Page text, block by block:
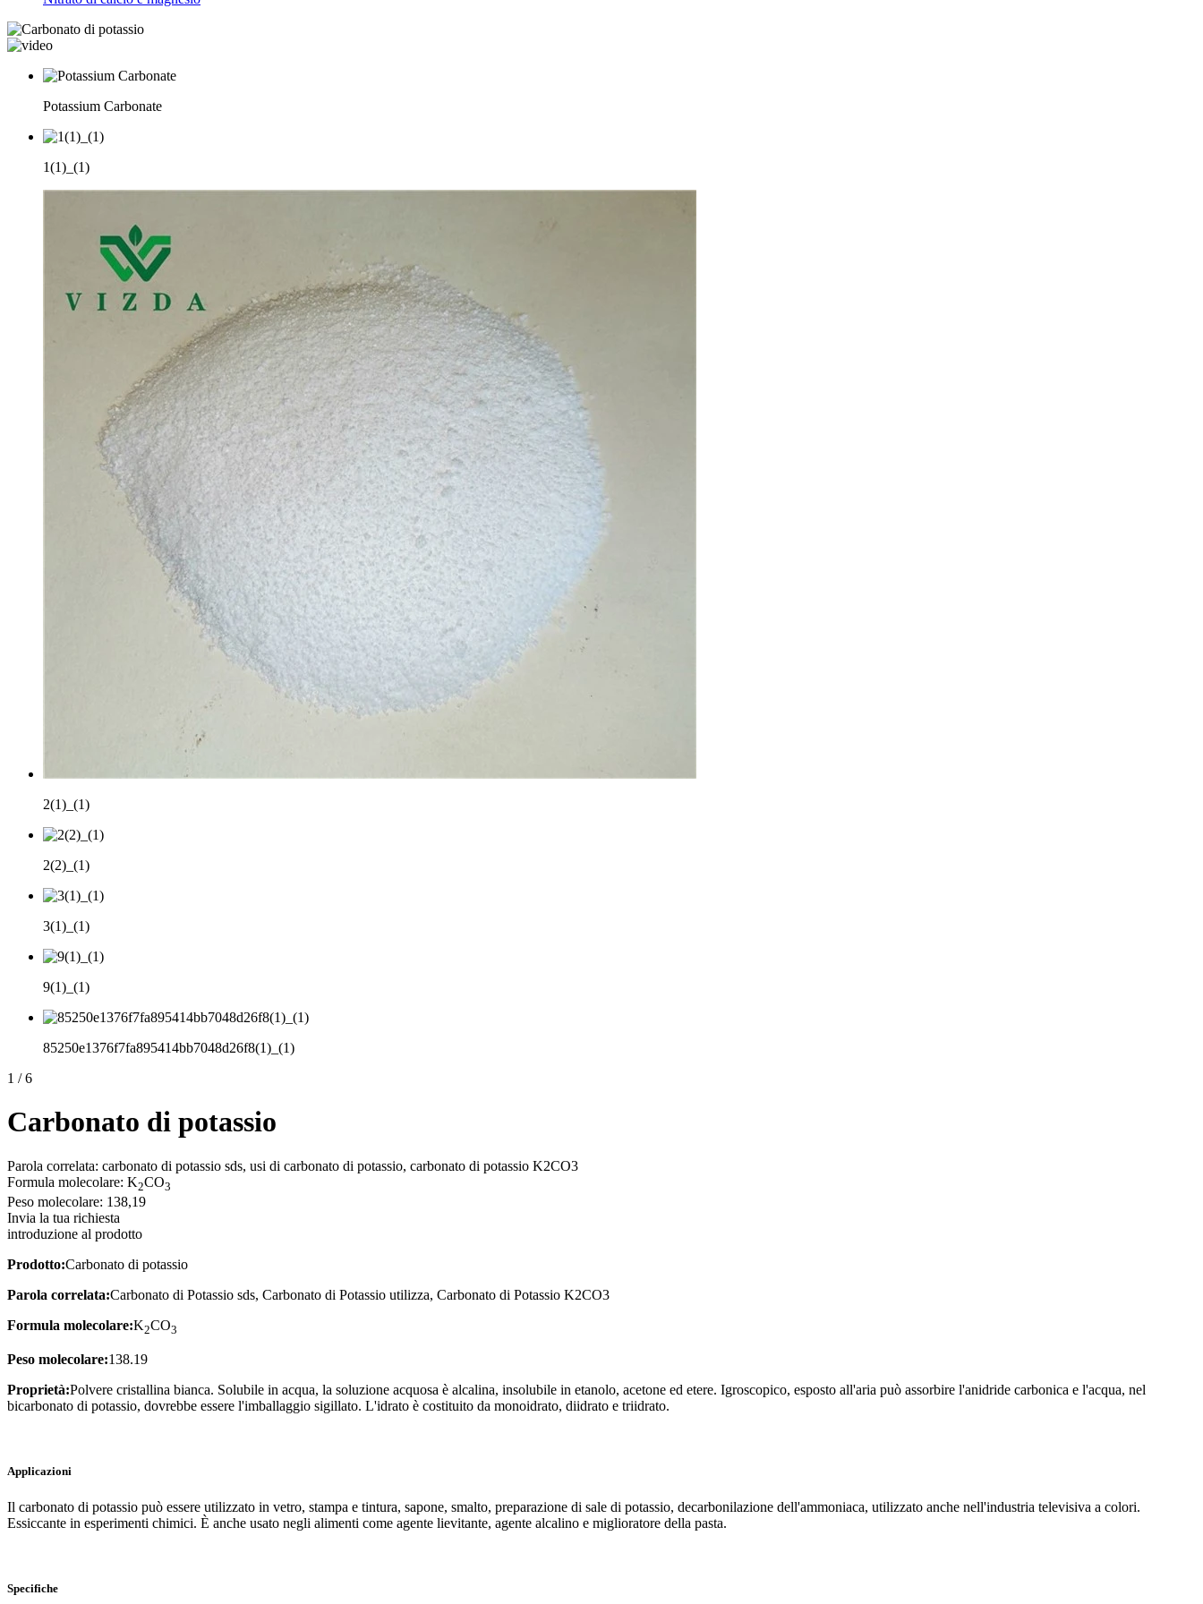
Potassium Carbonate
1(1)_(1)
2(1)_(1)
2(2)_(1)
3(1)_(1)
9(1)_(1)
85250e1376f7fa895414bb7048d26f8(1)_(1)
1 / 6
Carbonato di potassio
Parola correlata: carbonato di potassio sds, usi di carbonato di potassio, carbonato di potassio K2CO3
Formula molecolare: K2CO3
Peso molecolare: 138,19
Invia la tua richiesta
introduzione al prodotto
Prodotto:Carbonato di potassio
Parola correlata:Carbonato di Potassio sds, Carbonato di Potassio utilizza, Carbonato di Potassio K2CO3
Formula molecolare:K2CO3
Peso molecolare:138.19
Proprietà:Polvere cristallina bianca. Solubile in acqua, la soluzione acquosa è alcalina, insolubile in etanolo, acetone ed etere. Igroscopico, esposto all'aria può assorbire l'anidride carbonica e l'acqua, nel
bicarbonato di potassio, dovrebbe essere l'imballaggio sigillato. L'idrato è costituito da monoidrato, diidrato e triidrato.
Applicazioni
Il carbonato di potassio può essere utilizzato in vetro, stampa e tintura, sapone, smalto, preparazione di sale di potassio, decarbonilazione dell'ammoniaca, utilizzato anche nell'industria televisiva a colori.
Essiccante in esperimenti chimici. È anche usato negli alimenti come agente lievitante, agente alcalino e miglioratore della pasta.
Specifiche